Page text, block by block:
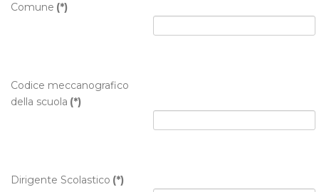
Comune (*)
Codice meccanografico
della scuola (*)
Dirigente Scolastico (*)